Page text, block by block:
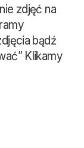
zdjęć na
bądź
Klikamy